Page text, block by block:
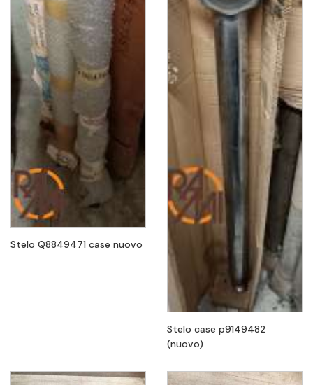
Stelo Q8849471 case nuovo
Stelo case p9149482
(nuovo)